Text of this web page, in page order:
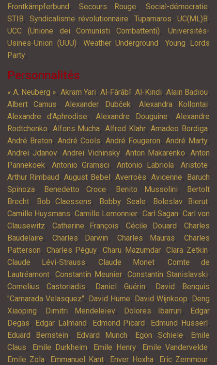
Frontkämpferbund , Secours Rouge, Social-démocratie,
STIB, Syndicalisme révolutionnaire, Tupamaros, UC(ML)B,
UCC (Unione dei Comunisti Combattenti),Universités-
Usines-Union (UUU), Weather Underground ,Young Lords
Party,
Personnalités
« A. Neuberg », Akram Yari, Al-Fârâbî, Al-Kindi, Alain Badiou,
Albert Camus,Alexander Dubček, Alexandra Kollontai,
Alexandre d’Aphrodise, Alexandre Douguine, Alexandre
Rodtchenko, Alfons Mucha,Alfred Klahr,Amadeo Bordiga,
André Breton, André Cools, André Fougeron, André Marty,
Andreï Jdanov, Andreï Vichinsky, Anton Makarenko, Anton
Pannekoek,Antonio Gramsci, Antonio Labriola,Aristote,
Arthur Rimbaud ,August Bebel , Averroès, Avicenne, Baruch
Spinoza, Benedetto Croce, Benito Mussolini,
Bertolt
Brecht, Bob Claessens, Bobby Seale, Boleslav Bierut,
Camille Huysmans,Camille Lemonnier, Carl Sagan, Carl von
Clausewitz,Catherine François,Cécile Douard ,Charles
Baudelaire, Charles Darwin, Charles Mauras, Charles
Patterson, Charles Péguy,Charu Mazumdar,Clara Zetkin,
Claude Lévi-Strauss,Claude Monet,Comte de
Lautréamont, Constantin Meunier,Constantin Stanislavski,
Cornelius Castoriadis, Daniel Guérin,
David Benquis
"Camarada Velasquez", David Hume, David Wijnkoop, Deng
Xiaoping, Dimitri Mendeleïev, Dolores Ibarruri,
Edgar
Degas, Edgar Lalmand , Edmond Picard , Edmund Husserl ,
Eduard Bernstein, Edvard Munch, Egon Schiele,
Emile
Claus, Emile Durkheim, Emile Henry, Emile Vandervelde,
Emile Zola, Emmanuel Kant, Enver Hoxha, Eric Zemmour,